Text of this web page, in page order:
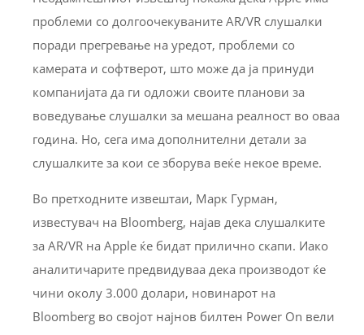
проблеми со долгоочекуваните AR/VR слушалки
поради прегревање на уредот, проблеми со
камерата и софтверот, што може да ја принуди
компанијата да ги одложи своите планови за
воведување слушалки за мешана реалност во оваа
година. Но, сега има дополнителни детали за
слушалките за кои се зборува веќе некое време.
Во претходните извештаи, Марк Гурман,
известувач на Bloomberg, најав дека слушалките
за AR/VR на Apple ќе бидат прилично скапи. Иако
аналитичарите предвидуваа дека производот ќе
чини околу 3.000 долари, новинарот на
Bloomberg во својот најнов билтен Power On вели